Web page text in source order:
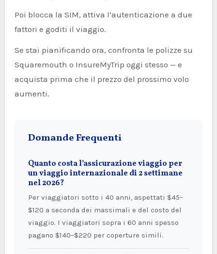
Poi blocca la SIM, attiva l’autenticazione a due
fattori e goditi il viaggio.
Se stai pianificando ora, confronta le polizze su
Squaremouth o InsureMyTrip oggi stesso — e
acquista prima che il prezzo del prossimo volo
aumenti.
Domande Frequenti
Quanto costa l’assicurazione viaggio per
un viaggio internazionale di 2 settimane
nel 2026?
Per viaggiatori sotto i 40 anni, aspettati $45–
$120 a seconda dei massimali e del costo del
viaggio. I viaggiatori sopra i 60 anni spesso
pagano $140–$220 per coperture simili.